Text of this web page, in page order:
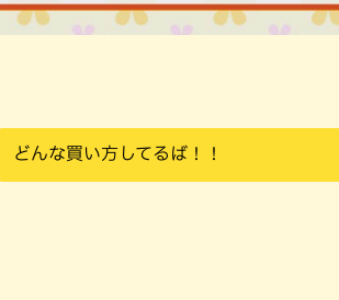
どんな買い方してるば！！